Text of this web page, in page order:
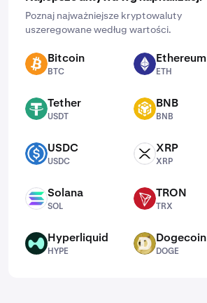
Poznaj najważniejsze kryptowaluty
uszeregowane według wartości.
BTC Bitcoin
BTC
ETH Ethereum
ETH
USDT Tether
USDT
BNB BNB
BNB
USDC USDC
USDC
XRP XRP
XRP
SOL Solana
SOL
TRX TRON
TRX
HYPE Hyperliquid
HYPE
DOGE Dogecoin
DOGE